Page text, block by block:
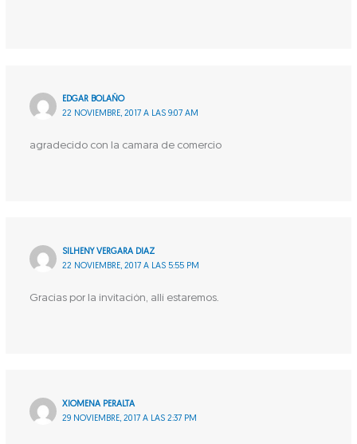
EDGAR BOLAÑO
22 NOVIEMBRE, 2017 A LAS 9:07 AM
agradecido con la camara de comercio
SILHENY VERGARA DIAZ
22 NOVIEMBRE, 2017 A LAS 5:55 PM
Gracias por la invitación, allí estaremos.
XIOMENA PERALTA
29 NOVIEMBRE, 2017 A LAS 2:37 PM